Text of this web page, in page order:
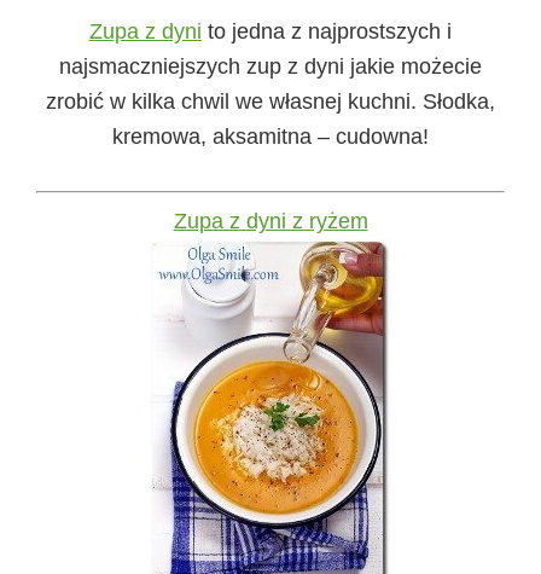
Zupa z dyni to jedna z najprostszych i
najsmaczniejszych zup z dyni jakie możecie
zrobić w kilka chwil we własnej kuchni. Słodka,
kremowa, aksamitna – cudowna!
Zupa z dyni z ryżem